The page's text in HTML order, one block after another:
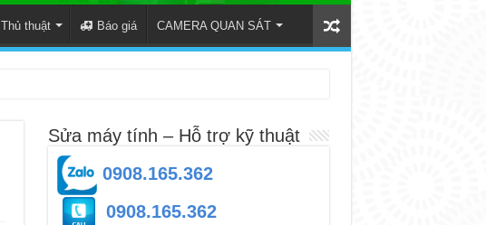
Thủ thuật Báo giá CAMERA QUAN SÁT
Sửa máy tính – Hỗ trợ kỹ thuật
0908.165.362
0908.165.362